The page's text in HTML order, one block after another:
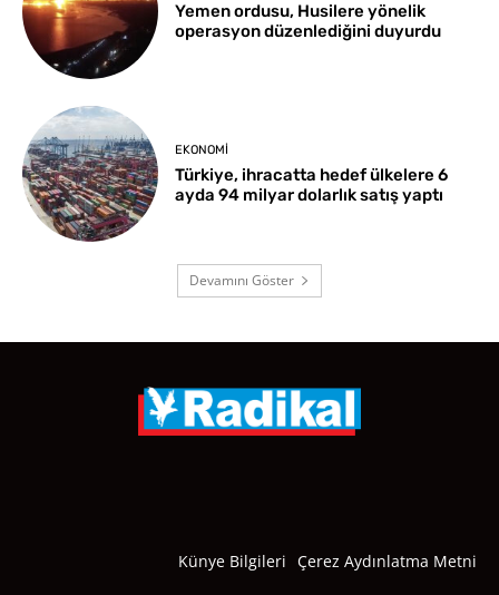
Yemen ordusu, Husilere yönelik
operasyon düzenlediğini duyurdu
EKONOMI
Türkiye, ihracatta hedef ülkelere 6
ayda 94 milyar dolarlık satış yaptı
Devamını Göster
Künye Bilgileri Çerez Aydınlatma Metni